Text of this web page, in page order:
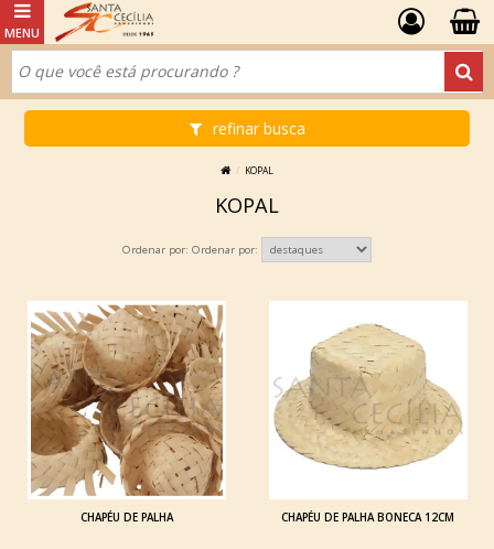
refinar busca
KOPAL
KOPAL
Ordenar por:
CHAPÉU DE PALHA CHAPÉU DE PALHA BONECA 12CM